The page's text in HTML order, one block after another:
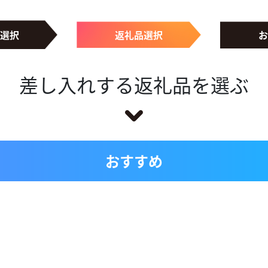
択 返礼品選択
差し入れする返礼品を選ぶ
おすすめ